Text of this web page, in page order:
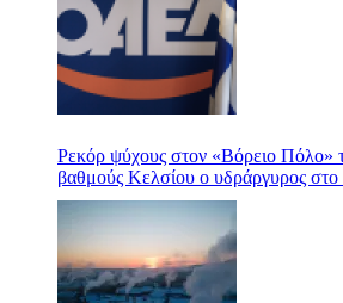
Ρεκόρ ψύχους στον «Βόρειο Πόλο»
βαθμούς Κελσίου ο υδράργυρος